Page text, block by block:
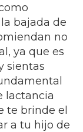
bajada de
no
ya que es
sientas
lactancia
te brinde el
a tu hijo de